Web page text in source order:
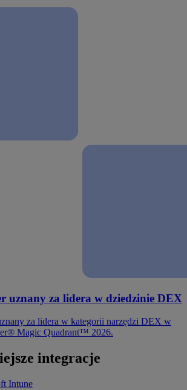
uznany za lidera w dziedzinie DEX
za lidera w kategorii narzędzi DEX w
Magic Quadrant™ 2026.
integracje
Intune